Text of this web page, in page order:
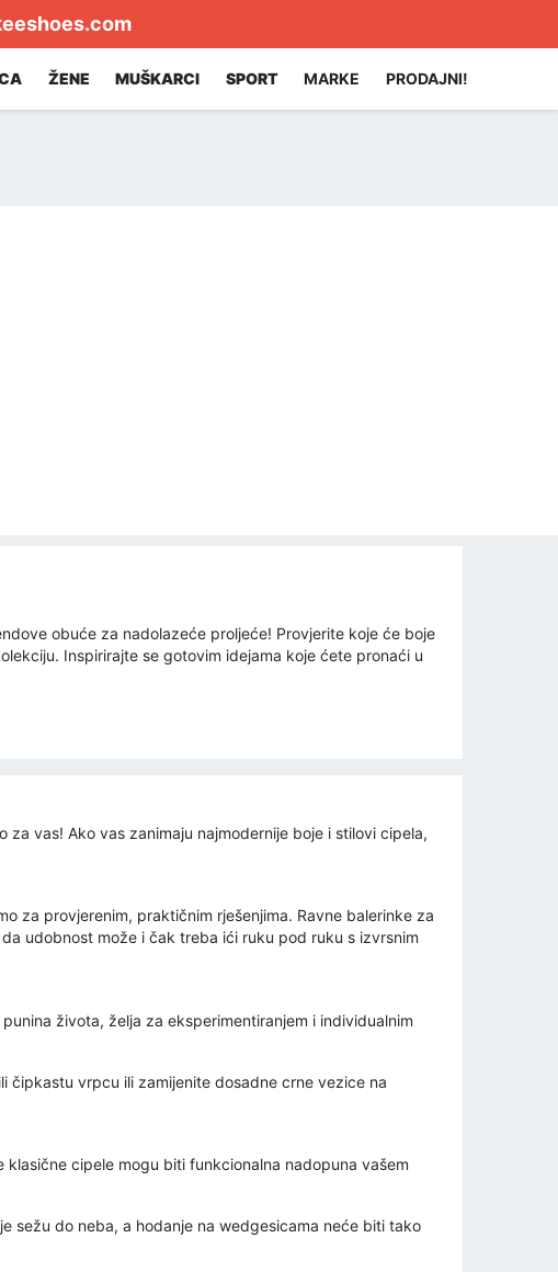
ŽENE MUŠKARCI SPORT MARKE PRODAJNI!
obuće za nadolazeće proljeće! Provjerite koje će boje
Inspirirajte se gotovim idejama koje ćete pronaći u
vas! Ako vas zanimaju najmodernije boje i stilovi cipela,
za provjerenim, praktičnim rješenjima. Ravne balerinke za
udobnost može i čak treba ići ruku pod ruku s izvrsnim
života, želja za eksperimentiranjem i individualnim
čipkastu vrpcu ili zamijenite dosadne crne vezice na
cipele mogu biti funkcionalna nadopuna vašem
sežu do neba, a hodanje na wedgesicama neće biti tako